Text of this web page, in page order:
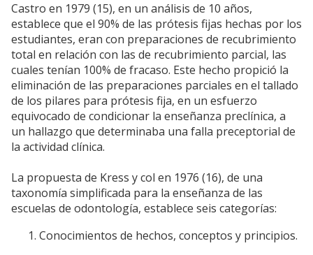
Castro en 1979 (15), en un análisis de 10 años,
establece que el 90% de las prótesis fijas hechas por los
estudiantes, eran con preparaciones de recubrimiento
total en relación con las de recubrimiento parcial, las
cuales tenían 100% de fracaso. Este hecho propició la
eliminación de las preparaciones parciales en el tallado
de los pilares para prótesis fija, en un esfuerzo
equivocado de condicionar la enseñanza preclínica, a
un hallazgo que determinaba una falla preceptorial de
la actividad clínica.
La propuesta de Kress y col en 1976 (16), de una
taxonomía simplificada para la enseñanza de las
escuelas de odontología, establece seis categorías:
Conocimientos de hechos, conceptos y principios.